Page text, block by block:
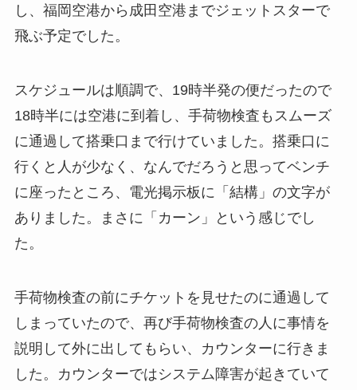
し、福岡空港から成田空港までジェットスターで
飛ぶ予定でした。
スケジュールは順調で、19時半発の便だったので
18時半には空港に到着し、手荷物検査もスムーズ
に通過して搭乗口まで行けていました。搭乗口に
行くと人が少なく、なんでだろうと思ってベンチ
に座ったところ、電光掲示板に「結構」の文字が
ありました。まさに「カーン」という感じでし
た。
手荷物検査の前にチケットを見せたのに通過して
しまっていたので、再び手荷物検査の人に事情を
説明して外に出してもらい、カウンターに行きま
した。カウンターではシステム障害が起きていて